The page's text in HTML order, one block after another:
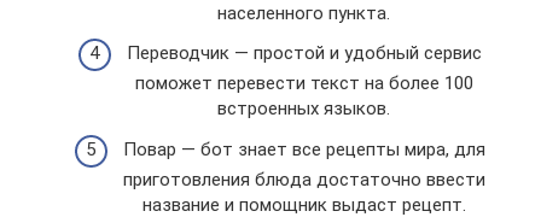
населенного пункта.
Переводчик — простой и удобный сервис
поможет перевести текст на более 100
встроенных языков.
Повар — бот знает все рецепты мира, для
приготовления блюда достаточно ввести
название и помощник выдаст рецепт.